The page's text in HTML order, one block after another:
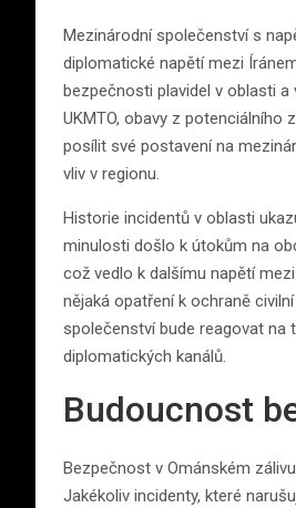
Mezinárodní společenství s
diplomatické napětí mezi
bezpečnosti plavidel v oblasti
UKMTO, obavy z potenciálního
posílit své postavení na
vliv v regionu.
Historie incidentů v oblasti
minulosti došlo k útokům na
což vedlo k dalšímu napětí
nějaká opatření k ochraně
společenství bude reagovat
diplomatických kanálů.
Budoucnost
Bezpečnost v Ománském
Jakékoliv incidenty, které